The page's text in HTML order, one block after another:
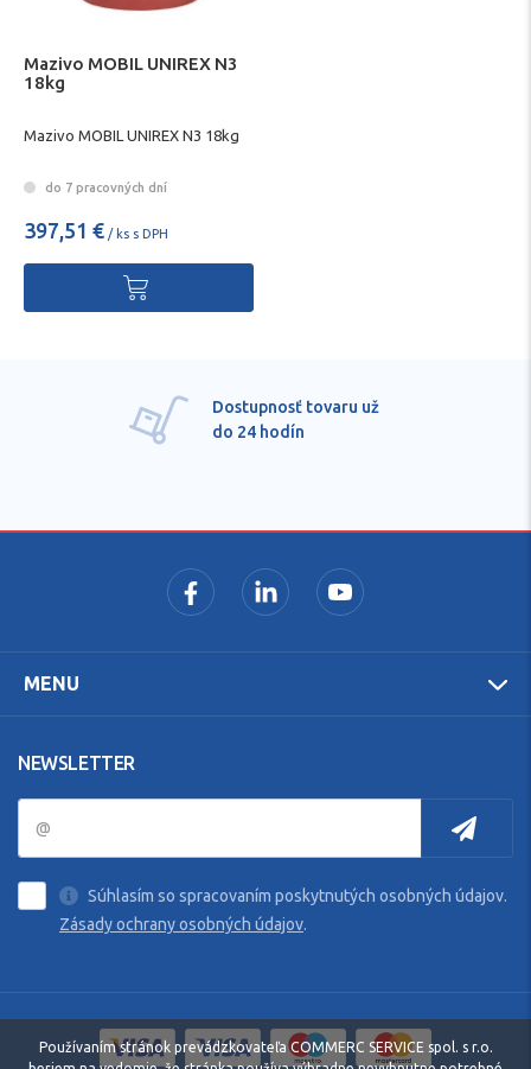
Mazivo MOBIL UNIREX N3
18kg
Mazivo MOBIL UNIREX N3 18kg
do 7 pracovných dní
397,51 € / ks s DPH
Dostupnosť tovaru už
do 24 hodín
MENU
NEWSLETTER
Súhlasím so spracovaním poskytnutých osobných údajov.
Zásady ochrany osobných údajov.
Používaním stránok prevádzkovateľa COMMERC SERVICE spol. s r.o.